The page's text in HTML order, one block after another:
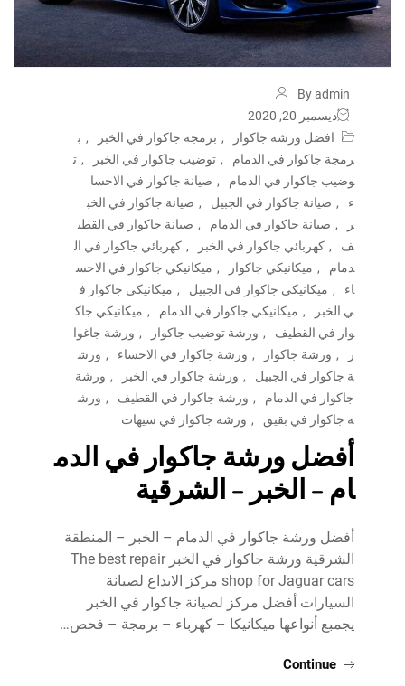
By admin
ديسمبر 20, 2020
افضل ورشة جاكوار
, برمجة جاكوار في الخبر , ب
رمجة جاكوار في الدمام
, توضيب جاكوار في الخبر , ت
وضيب جاكوار في الدمام
, صيانة جاكوار في الاحسا
ء
, صيانة جاكوار في الجبيل , صيانة جاكوار في الخب
ر
, صيانة جاكوار في الدمام , صيانة جاكوار في القطي
ف
, كهربائي جاكوار في الخبر , كهربائي جاكوار في ال
دمام
, ميكانيكي جاكوار , ميكانيكي جاكوار في الاحس
اء
, ميكانيكي جاكوار في الجبيل , ميكانيكي جاكوار ف
ي الخبر
, ميكانيكي جاكوار في الدمام , ميكانيكي جاك
وار في القطيف
, ورشة توضيب جاكوار , ورشة جاغوا
ر
, ورشة جاكوار , ورشة جاكوار في الاحساء , ورش
ة جاكوار في الجبيل
, ورشة جاكوار في الخبر , ورشة
جاكوار في الدمام
, ورشة جاكوار في القطيف , ورش
ة جاكوار في بقيق
, ورشة جاكوار في سيهات
أفضل ورشة جاكوار في الدم
ام – الخبر – الشرقية
أفضل ورشة جاكوار في الدمام – الخبر – المنطقة
الشرقية ورشة جاكوار في الخبر The best repair
shop for Jaguar cars مركز الابداع لصيانة
السيارات أفضل مركز لصيانة جاكوار في الخبر
يجمبع أنواعها ميكانيكا – كهرباء – برمجة – فحص…
Continue